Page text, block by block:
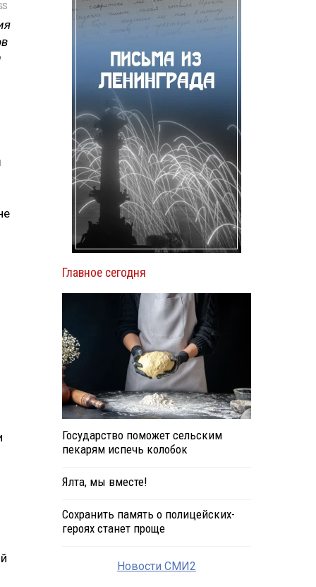
Главное сегодня
Государство поможет сельским
пекарям испечь колобок
Ялта, мы вместе!
Сохранить память о полицейских-
героях станет проще
Новости СМИ2